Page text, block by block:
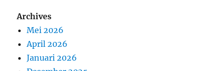
Archives
Mei 2026
April 2026
Januari 2026